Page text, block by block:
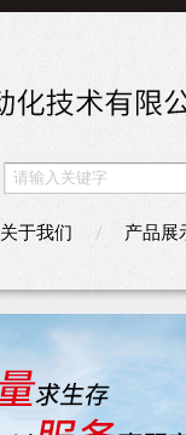
关于我们 产品展